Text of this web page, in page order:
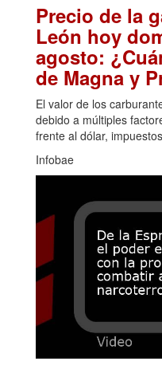
Precio de la
León hoy
agosto:
de Magna y
El valor de los
debido a múltiples
frente al dólar,
Infobae